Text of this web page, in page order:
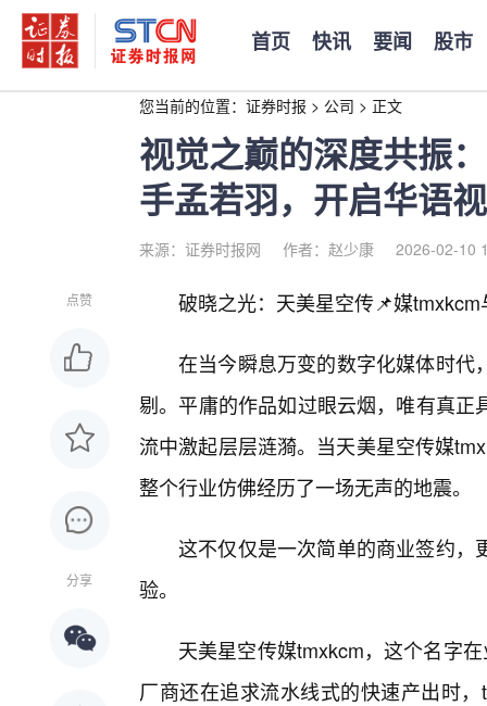
首页 快讯 要闻 股市
您当前的位置： 证券时报 > 公司 > 正文
视觉之巅的深度共振
手孟若羽，开启华语
来源：证券时报网 作者：赵少康 2026-02-10
点赞
分享
破晓之光：天美星空传📌媒
在当今瞬息万变的数字化媒体时代
剔。平庸的作品如过眼云烟，唯有真
流中激起层层涟漪。当天美星空传媒
整个行业仿佛经历了一场无声的地震。
这不仅仅是一次简单的商业签约，
验。
天美星空传媒tmxkcm，这个名字
厂商还在追求流水线式的快速产出时